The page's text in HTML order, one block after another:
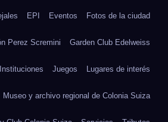
EPI Eventos Fotos de la ciudad
Perez Scremini Garden Club Edelweiss
Instituciones Juegos Lugares de interés
Museo y archivo regional de Colonia Suiza